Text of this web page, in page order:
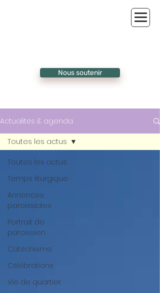
Nous soutenir
Actualités & agenda
Toutes les actus
Temps liturgique
Annonces
paroissiales
Portrait de
paroissien
Catéchisme
Célébrations
Vie de quartier
Toutes les actus